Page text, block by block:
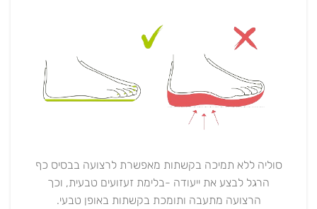
סוליה ללא תמיכה בקשתות מאפשרת לרצועה בבסיס כף
הרגל לבצע את ייעודה -בלימת זעזועים טבעית, וכך
הרצועה מתעבה ותומכת בקשתות באופן טבעי.